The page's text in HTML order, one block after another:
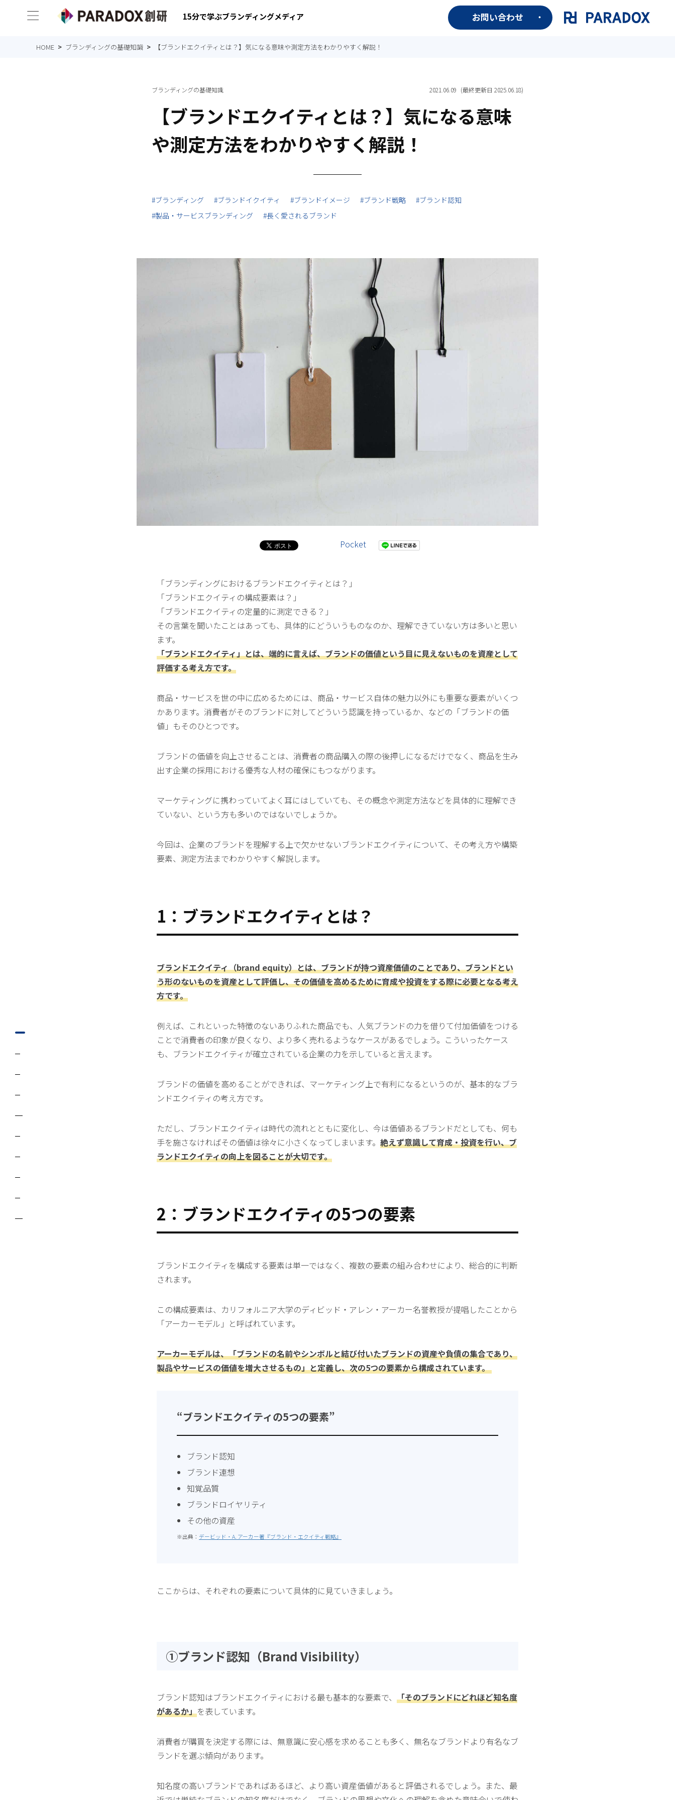
15分で学ぶブランディングメディア お問い合わせ
HOME ブランディングの基礎知識 【ブランドエクイティとは？】気になる意味や測定方法をわかりやすく解説！
ブランディングの基礎知識 2021.06.09 (最終更新日 2025.06.18)
【ブランドエクイティとは？】気になる意味
や測定方法をわかりやすく解説！
#ブランディング #ブランドイクイティ #ブランドイメージ #ブランド戦略
#ブランド認知
#製品・サービスブランディング
#長く愛されるブランド
Pocket
「ブランディングにおけるブランドエクイティとは？」
「ブランドエクイティの構成要素は？」
「ブランドエクイティの定量的に測定できる？」
その言葉を聞いたことはあっても、具体的にどういうものなのか、理解できていない方は多いと思い
ます。
「ブランドエクイティ」とは、端的に言えば、ブランドの価値という目に見えないものを資産として
評価する考え方です。
商品・サービスを世の中に広めるためには、商品・サービス自体の魅力以外にも重要な要素がいくつ
かあります。消費者がそのブランドに対してどういう認識を持っているか、などの「ブランドの価
値」もそのひとつです。
ブランドの価値を向上させることは、消費者の商品購入の際の後押しになるだけでなく、商品を生み
出す企業の採用における優秀な人材の確保にもつながります。
マーケティングに携わっていてよく耳にはしていても、その概念や測定方法などを具体的に理解でき
ていない、という方も多いのではないでしょうか。
今回は、企業のブランドを理解する上で欠かせないブランドエクイティについて、その考え方や構築
要素、測定方法までわかりやすく解説します。
1：ブランドエクイティとは？
ブランドエクイティ（brand equity）とは、ブランドが持つ資産価値のことであり、ブランドとい
う形のないものを資産として評価し、その価値を高めるために育成や投資をする際に必要となる考え
方です。
例えば、これといった特徴のないありふれた商品でも、人気ブランドの力を借りて付加価値をつける
ことで消費者の印象が良くなり、より多く売れるようなケースがあるでしょう。こういったケース
も、ブランドエクイティが確立されている企業の力を示していると言えます。
ブランドの価値を高めることができれば、マーケティング上で有利になるというのが、基本的なブラ
ンドエクイティの考え方です。
ただし、ブランドエクイティは時代の流れとともに変化し、今は価値あるブランドだとしても、何も
手を施さなければその価値は徐々に小さくなってしまいます。 絶えず意識して育成・投資を行い、ブ
ランドエクイティの向上を図ることが大切です。
2：ブランドエクイティの5つの要素
ブランドエクイティを構成する要素は単一ではなく、複数の要素の組み合わせにより、総合的に判断
されます。
この構成要素は、カリフォルニア大学のディビッド・アレン・アーカー名誉教授が提唱したことから
「アーカーモデル」と呼ばれています。
アーカーモデルは、「ブランドの名前やシンボルと結び付いたブランドの資産や負債の集合であり、
製品やサービスの価値を増大させるもの」と定義し、次の5つの要素から構成されています。
“ブランドエクイティの5つの要素”
ブランド認知
ブランド連想
知覚品質
ブランドロイヤリティ
その他の資産
※出典： デービッド・A. アーカー著 『ブランド・エクイティ戦略』
ここからは、それぞれの要素について具体的に見ていきましょう。
①ブランド認知（Brand Visibility）
ブランド認知はブランドエクイティにおける最も基本的な要素で、 「そのブランドにどれほど知名度
があるか」を表しています。
消費者が購買を決定する際には、無意識に安心感を求めることも多く、無名なブランドより有名なブ
ランドを選ぶ傾向があります。
知名度の高いブランドであればあるほど、より高い資産価値があると評価されるでしょう。また、最